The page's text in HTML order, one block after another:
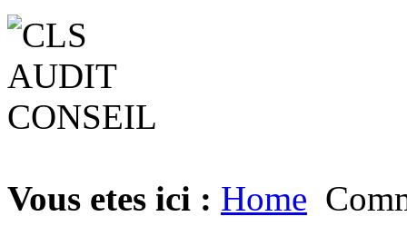
Vous etes ici : Home